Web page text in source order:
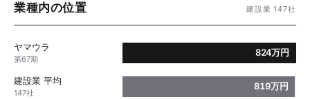
業種内の位置 建設業 147社
ヤマウラ
第67期
824万円
建設業 平均
147社
819万円